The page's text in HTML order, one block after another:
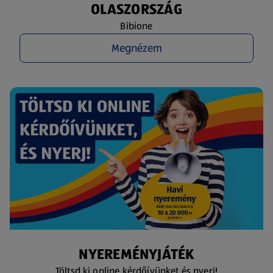
OLASZORSZÁG
Bibione
Megnézem
NYEREMÉNYJÁTÉK